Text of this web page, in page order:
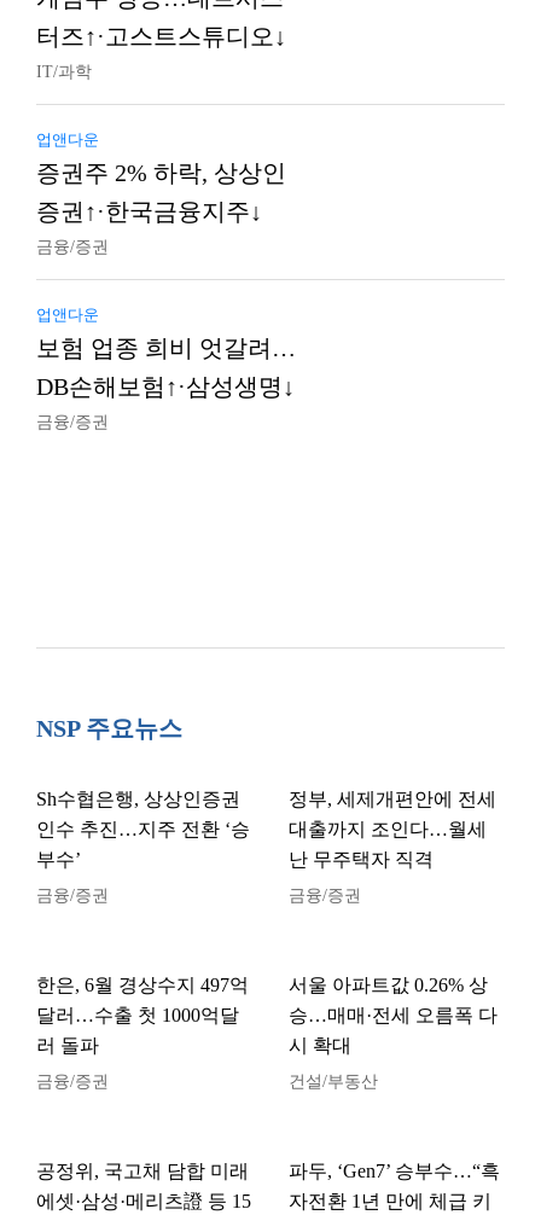
터즈↑·고스트스튜디오↓
IT/과학
업앤다운
증권주 2% 하락, 상상인
증권↑·한국금융지주↓
금융/증권
업앤다운
보험 업종 희비 엇갈려…
DB손해보험↑·삼성생명↓
금융/증권
NSP 주요뉴스
Sh수협은행, 상상인증권
인수 추진…지주 전환 ‘승
부수’
금융/증권
정부, 세제개편안에 전세
대출까지 조인다…월세
난 무주택자 직격
금융/증권
한은, 6월 경상수지 497억
달러…수출 첫 1000억달
러 돌파
금융/증권
서울 아파트값 0.26% 상
승…매매·전세 오름폭 다
시 확대
건설/부동산
공정위, 국고채 담합 미래
에셋·삼성·메리츠證 등 15
파두, ‘Gen7’ 승부수…“흑
자전환 1년 만에 체급 키